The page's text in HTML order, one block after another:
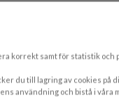
naturliga
Du känner när ytan börjar
korrekt samt för statistik och
du till lagring av cookies på
användning och bistå i våra